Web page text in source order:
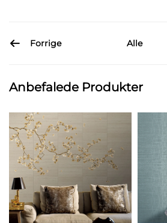
Forrige Alle
Anbefalede Produkter